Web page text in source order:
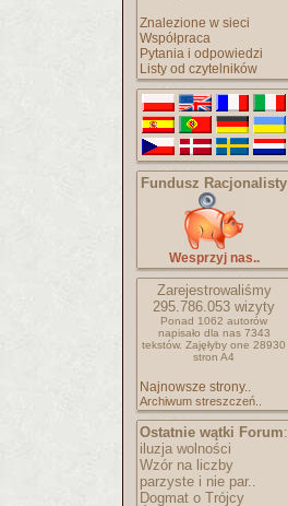
Znalezione w sieci
Współpraca
Pytania i odpowiedzi
Listy od czytelników
Fundusz Racjonalisty
Wesprzyj nas..
Zarejestrowaliśmy
295.786.053 wizyty
Ponad 1062 autorów
napisało dla nas 7343
tekstów. Zajęłyby one 28930
stron A4
Najnowsze strony..
Archiwum streszczeń..
Ostatnie wątki Forum:
iluzja wolności
Wzór na liczby
parzyste i nie par..
Dogmat o Trójcy